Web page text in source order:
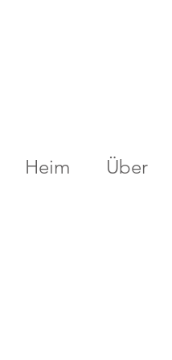
Heim Über